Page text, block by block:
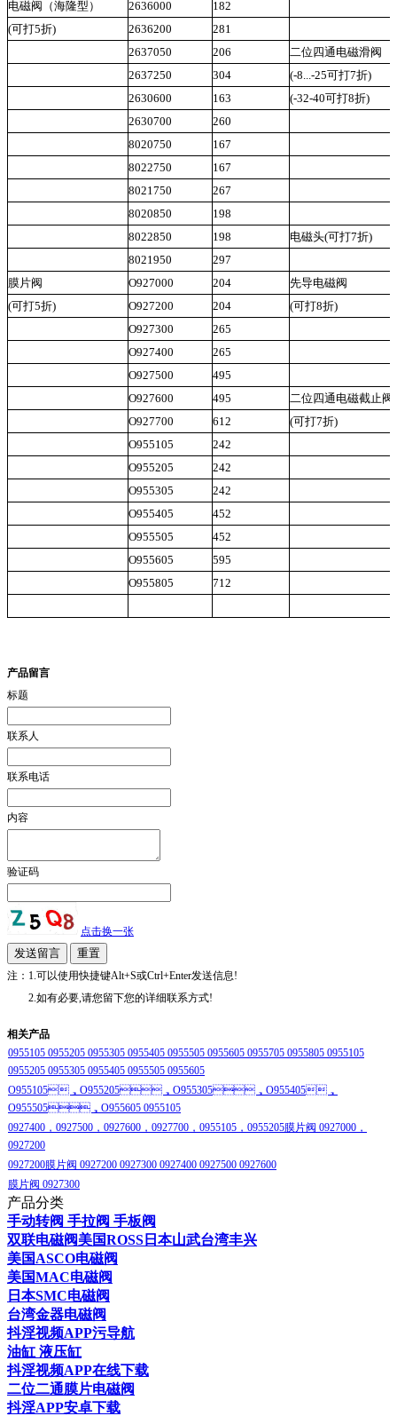
电磁阀（海隆型） 2636000
182
(可打5折)
2636200
281
2637050
206
二位四通电磁滑阀
2637250
304
(-8...-25可打7折)
2630600
163
(-32-40可打8折)
2630700
260
8020750
167
8022750
167
8021750
267
8020850
198
8022850
198
电磁头(可打7折)
8021950
297
膜片阀
O927000 204
先导电磁阀
(可打5折)
O927200 204
(可打8折)
O927300
265
O927400
265
O927500
495
O927600
495
二位四通电磁截止阀
O927700
612
(可打7折)
O955105
242
O955205
242
O955305
242
O955405
452
O955505
452
O955605
595
O955805
712
产品留言
标题
联系人
联系电话
内容
验证码
点击换一张
注：1.可以使用快捷键Alt+S或Ctrl+Enter发送信息!
2.如有必要,请您留下您的详细联系方式!
相关产品
0955105 0955205 0955305 0955405 0955505 0955605 0955705 0955805 0955105
0955205 0955305 0955405 0955505 0955605
O955105，O955205，O955305，O955405，
O955505，O955605 0955105
0927400，0927500，0927600，0927700，0955105，0955205膜片阀 0927000，
0927200
0927200膜片阀 0927200 0927300 0927400 0927500 0927600
膜片阀 0927300
产品分类
手动转阀 手拉阀 手板阀
双联电磁阀美国ROSS日本山武台湾丰兴
美国ASCO电磁阀
美国MAC电磁阀
日本SMC电磁阀
台湾金器电磁阀
抖淫视频APP污导航
油缸 液压缸
抖淫视频APP在线下载
二位二通膜片电磁阀
抖淫APP安卓下载